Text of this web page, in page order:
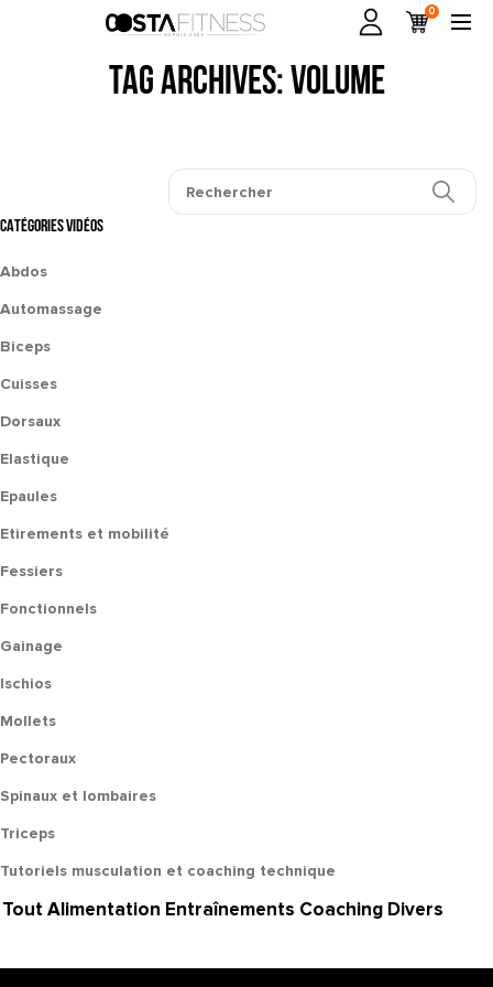
0
Tag Archives: volume
CATÉGORIES VIDÉOS
Abdos
Automassage
Biceps
Cuisses
Dorsaux
Elastique
Epaules
Etirements et mobilité
Fessiers
Fonctionnels
Gainage
Ischios
Mollets
Pectoraux
Spinaux et lombaires
Triceps
Tutoriels musculation et coaching technique
ToutAlimentation Entraînements Coaching Divers